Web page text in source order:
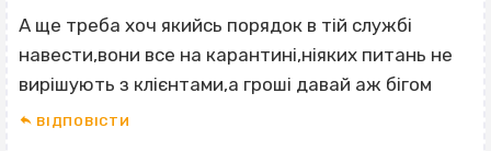
А ще треба хоч якийсь порядок в тій службі
навести,вони все на карантині,ніяких питань не
вирішують з клієнтами,а гроші давай аж бігом
ВІДПОВІCТИ